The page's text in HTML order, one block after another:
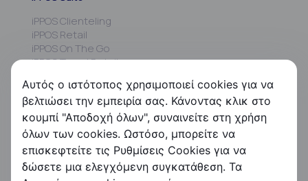
iPPOS Clienteling
iPPOS Retail
iPPOS On The Go
iPPOS Travel Retail
iPPOS Commissions
iPPOS Kiosk
FS HRMS
FS Payroll
FS Timer
Αυτός ο ιστότοπος χρησιμοποιεί cookies για να
βελτιώσει την εμπειρία σας. Κάνοντας κλικ στο
κουμπί "Αποδοχή όλων", συναινείτε στη χρήση
όλων των cookies. Ωστόσο, μπορείτε να
επισκεφτείτε τις Ρυθμίσεις Cookies για να
δώσετε μια ελεγχόμενη συγκατάθεση. Τα